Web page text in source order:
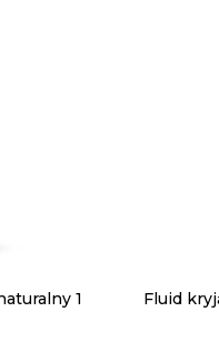
1 Fluid